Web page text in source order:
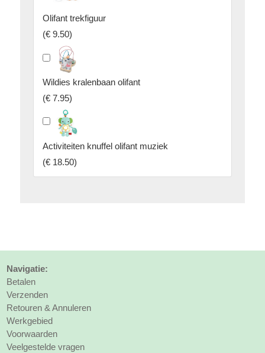
Olifant trekfiguur
(€ 9.50)
Wildies kralenbaan olifant
(€ 7.95)
Activiteiten knuffel olifant muziek
(€ 18.50)
Navigatie:
Betalen
Verzenden
Retouren & Annuleren
Werkgebied
Voorwaarden
Veelgestelde vragen